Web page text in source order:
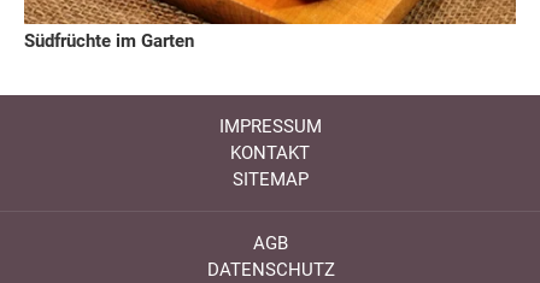
Südfrüchte im Garten
IMPRESSUM
KONTAKT
SITEMAP
AGB
DATENSCHUTZ